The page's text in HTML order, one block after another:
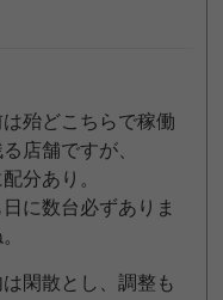
殆どこちらで稼働
店舗ですが、
分あり。
に数台必ずありま
閑散とし、調整も